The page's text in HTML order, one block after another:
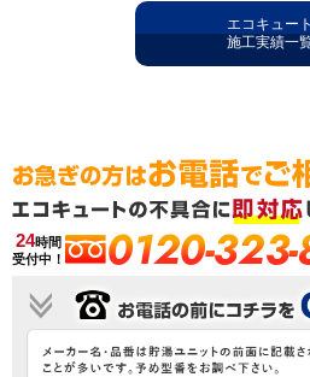
エコキュート
施工実績一
24時間
受付中！
0120-